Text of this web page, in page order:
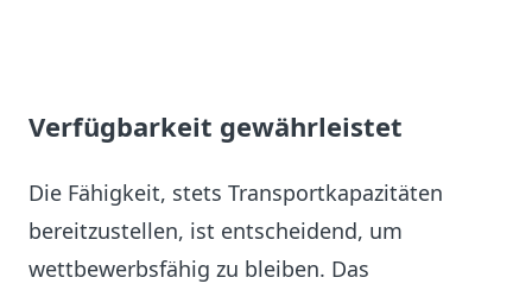
Verfügbarkeit gewährleistet
Die Fähigkeit, stets Transportkapazitäten
bereitzustellen, ist entscheidend, um
wettbewerbsfähig zu bleiben. Das